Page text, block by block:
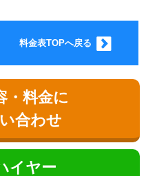
料金表TOPへ戻る
・料金に
合わせ
イヤー